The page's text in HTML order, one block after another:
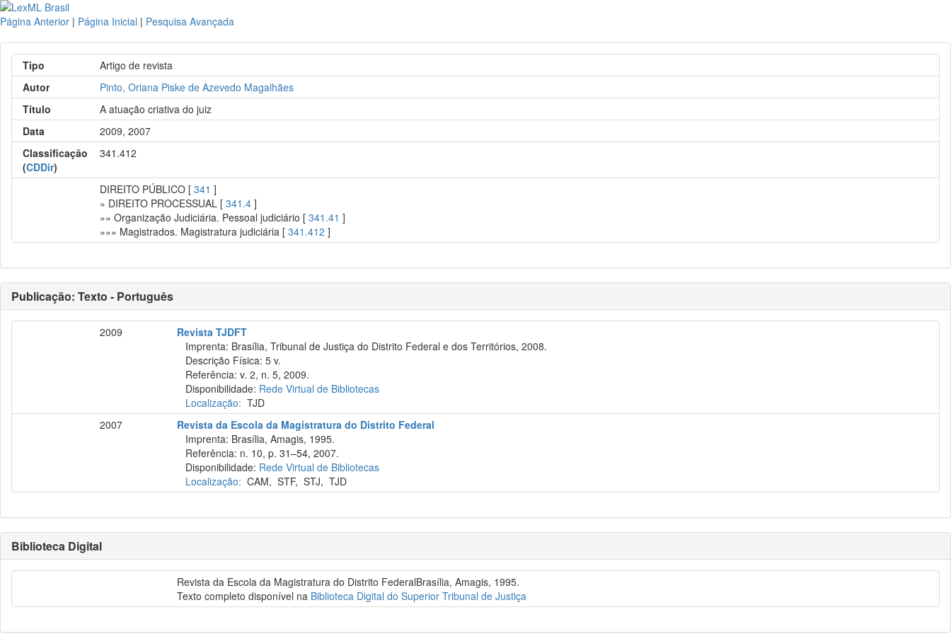
Página Anterior | Página Inicial | Pesquisa Avançada
Tipo
Artigo de revista
Autor
Pinto, Oriana Piske de Azevedo Magalhães
Título
A atuação criativa do juiz
Data
2009, 2007
Classificação
(CDDir)
341.412
DIREITO PÚBLICO [341 ]
» DIREITO PROCESSUAL [341.4 ]
»» Organização Judiciária. Pessoal judiciário [341.41 ]
»»» Magistrados. Magistratura judiciária [341.412 ]
Publicação: Texto - Português
2009
Revista TJDFT
Imprenta: Brasília, Tribunal de Justiça do Distrito Federal e dos Territórios, 2008.
Descrição Física: 5 v.
Referência: v. 2, n. 5, 2009.
Disponibilidade: Rede Virtual de Bibliotecas
Localização: TJD
2007
Revista da Escola da Magistratura do Distrito Federal
Imprenta: Brasília, Amagis, 1995.
Referência: n. 10, p. 31–54, 2007.
Disponibilidade: Rede Virtual de Bibliotecas
Localização: CAM,STF,STJ,TJD
Biblioteca Digital
Revista da Escola da Magistratura do Distrito FederalBrasília, Amagis, 1995.
Texto completo disponível na Biblioteca Digital do Superior Tribunal de Justiça